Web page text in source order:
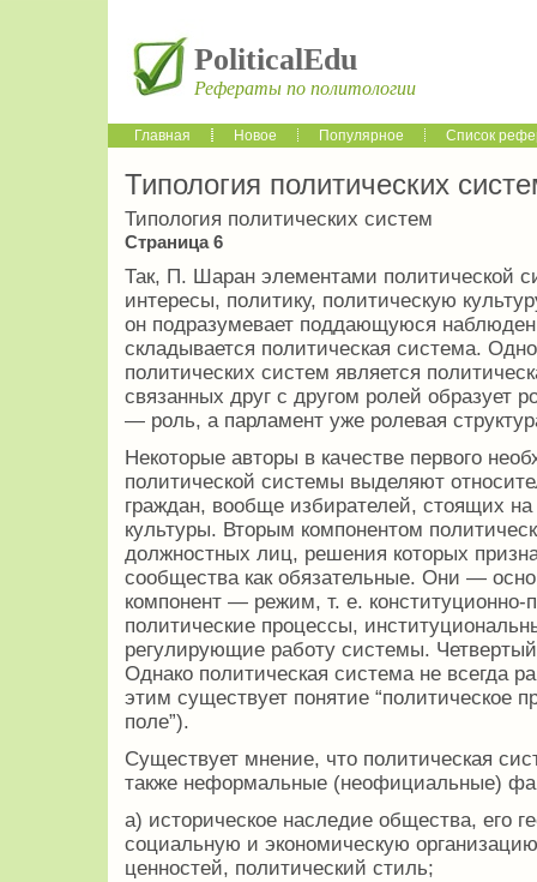
PoliticalEdu
Рефераты по политологии
Главная Новое Популярное Список
Типология политических
Типология политических систем
Страница 6
Так, П. Шаран элементами политической
интересы, политику, политическую
он подразумевает поддающуюся
складывается политическая система.
политических систем является
связанных друг с другом ролей образует
— роль, а парламент уже ролевая
Некоторые авторы в качестве первого
политической системы выделяют
граждан, вообще избирателей, стоящих
культуры. Вторым компонентом
должностных лиц, решения которых
сообщества как обязательные. Они —
компонент — режим, т. е.
политические процессы,
регулирующие работу системы.
Однако политическая система не всегда
этим существует понятие “политическое
поле”).
Существует мнение, что политическая
также неформальные (неофициальные)
а) историческое наследие общества, его
социальную и экономическую
ценностей, политический стиль;